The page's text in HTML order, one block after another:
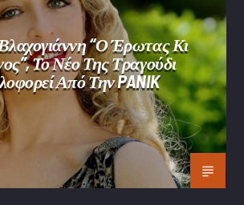
“Ο Έρωτας Κι
Το Νέο Της Τραγούδι
Από Την PANIK